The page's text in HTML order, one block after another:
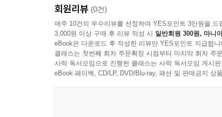
이 책은 독자의 지적 관심, 지적 수준을 배려해
전개되고 있는지를, 3부는 인지과학의 응용을, 그
회원리뷰 (0건)
매주 10건의 우수리뷰를 선정하여 YES포인트 3만원을 드
3,000원 이상 구매 후 리뷰 작성 시 일반회원 300원, 마니
eBook은 다운로드 후 작성한 리뷰만 YES포인트 지급됩니
클래스는 첫번째 회차 주문확정 시점부터 마지막 회차 주
사락 독서모임으로 진행된 클래스는 사락 독서모임 게시
eBook 페이백, CD/LP, DVD/Blu-ray, 패션 및 판매금지 상